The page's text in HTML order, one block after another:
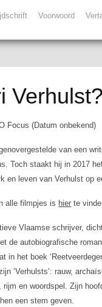
Voorwoord
Verhulst?
Focus (Datum onbekend)
van een
Toch staakt hij in 2017
en leven van Verhulst op
alle filmpjes is hier te
Vlaamse schrijver,
de autobiografische roman
in het boek
‘Verhulsts’: rauw,
en woordspel. Zijn
een stem geven.